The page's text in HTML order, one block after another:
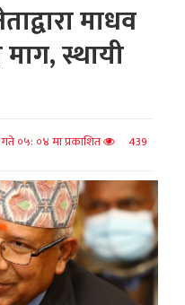
माधव
स्थायी
०५: ०४ मा प्रकाशित
439